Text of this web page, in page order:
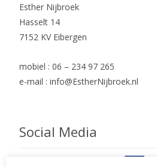
Esther Nijbroek
Hasselt 14
7152 KV Eibergen
mobiel : 06 – 234 97 265
e-mail : info@EstherNijbroek.nl
Social Media